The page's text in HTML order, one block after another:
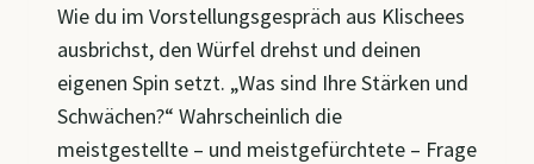
Wie du im Vorstellungsgespräch aus Klischees
ausbrichst, den Würfel drehst und deinen
eigenen Spin setzt. „Was sind Ihre Stärken und
Schwächen?“ Wahrscheinlich die
meistgestellte – und meistgefürchtete – Frage